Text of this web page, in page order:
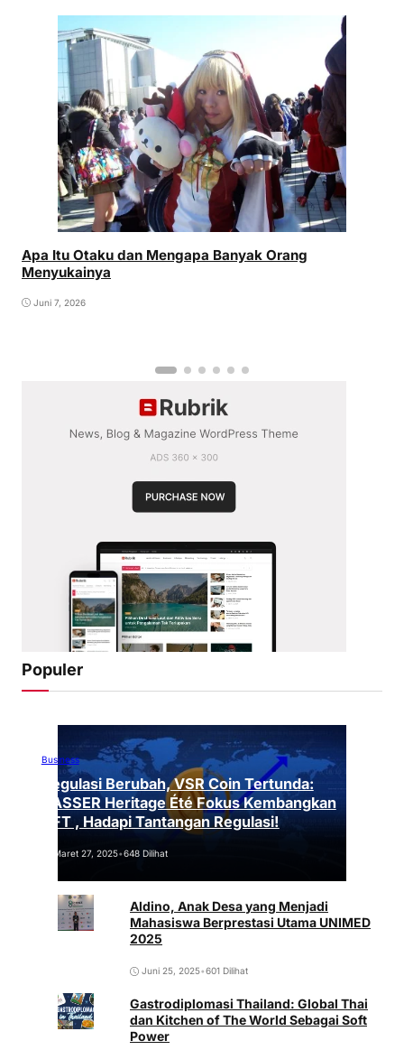
Apa Itu Otaku dan Mengapa Banyak Orang
Menyukainya
Juni 7, 2026
Populer
Business
Regulasi Berubah, VSR Coin Tertunda:
VASSER Heritage Été Fokus Kembangkan
NFT , Hadapi Tantangan Regulasi!
Maret 27, 2025•648 Dilihat
Aldino, Anak Desa yang Menjadi
Mahasiswa Berprestasi Utama UNIMED
2025
Juni 25, 2025•601 Dilihat
Gastrodiplomasi Thailand: Global Thai
dan Kitchen of The World Sebagai Soft
Power